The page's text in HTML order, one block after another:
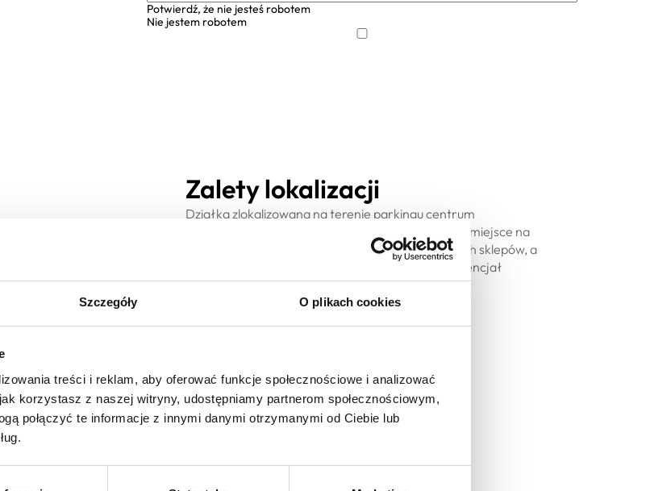
Szczegóły O plikach cookies
treści i reklam, aby oferować funkcje społecznościowe i analizować
korzystasz z naszej witryny, udostępniamy partnerom społecznościowym,
połączyć te informacje z innymi danymi otrzymanymi od Ciebie lub
Potwierdź, że nie jesteś robotem
Nie jestem robotem
Zalety lokalizacji
Działka zlokalizowana na terenie parkingu centrum
handlowego Makro Cash and Carry to doskonałe miejsce na
budowę myjni samochodowej! Bliskość popularnych sklepów, a
także ciągły ruch klientów, gwarantują wysoki potencjał
biznesowy.